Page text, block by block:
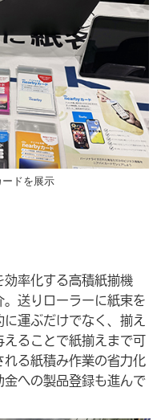
ドを展示
率化する高積紙揃機
。送りローラーに紙束を
運ぶだけでなく、揃え
ることで紙揃えまで可
る紙積み作業の省力化
への製品登録も進んで